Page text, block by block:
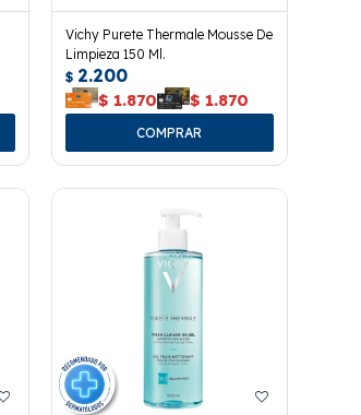
Vichy Purete Thermale Mousse De
Limpieza 150 Ml.
$ 2.200
$ 1.870 $ 1.870